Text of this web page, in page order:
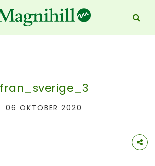
fran_sverige_3
06 OKTOBER 2020